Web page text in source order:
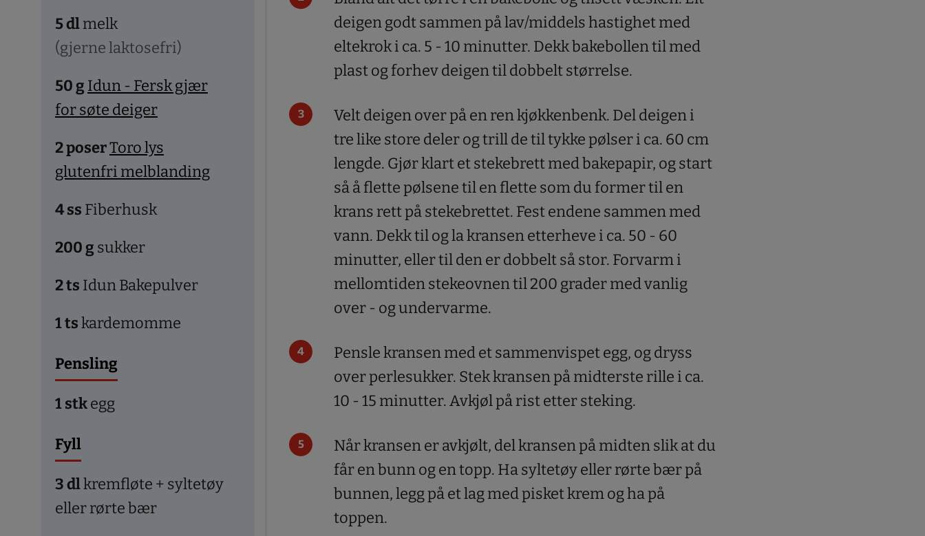
5dlmelk
(gjerne laktosefri)
50g Idun - Fersk gjær
for søte deiger
2poserToro lys
glutenfri melblanding
4ss Fiberhusk
200g sukker
2ts Idun Bakepulver
1tskardemomme
Pensling
1stkegg
Fyll
3dlkremfløte + syltetøy
eller rørte bær
deigen godt sammen på lav/middels hastighet med
eltekrok i ca. 5 - 10 minutter. Dekk bakebollen til med
plast og forhev deigen til dobbelt størrelse.
Velt deigen over på en ren kjøkkenbenk. Del deigen i
tre like store deler og trill de til tykke pølser i ca. 60 cm
lengde. Gjør klart et stekebrett med bakepapir, og start
så å flette pølsene til en flette som du former til en
krans rett på stekebrettet. Fest endene sammen med
vann. Dekk til og la kransen etterheve i ca. 50 - 60
minutter, eller til den er dobbelt så stor. Forvarm i
mellomtiden stekeovnen til 200 grader med vanlig
over - og undervarme.
Pensle kransen med et sammenvispet egg, og dryss
over perlesukker. Stek kransen på midterste rille i ca.
10 - 15 minutter. Avkjøl på rist etter steking.
Når kransen er avkjølt, del kransen på midten slik at du
får en bunn og en topp. Ha syltetøy eller rørte bær på
bunnen, legg på et lag med pisket krem og ha på
toppen.